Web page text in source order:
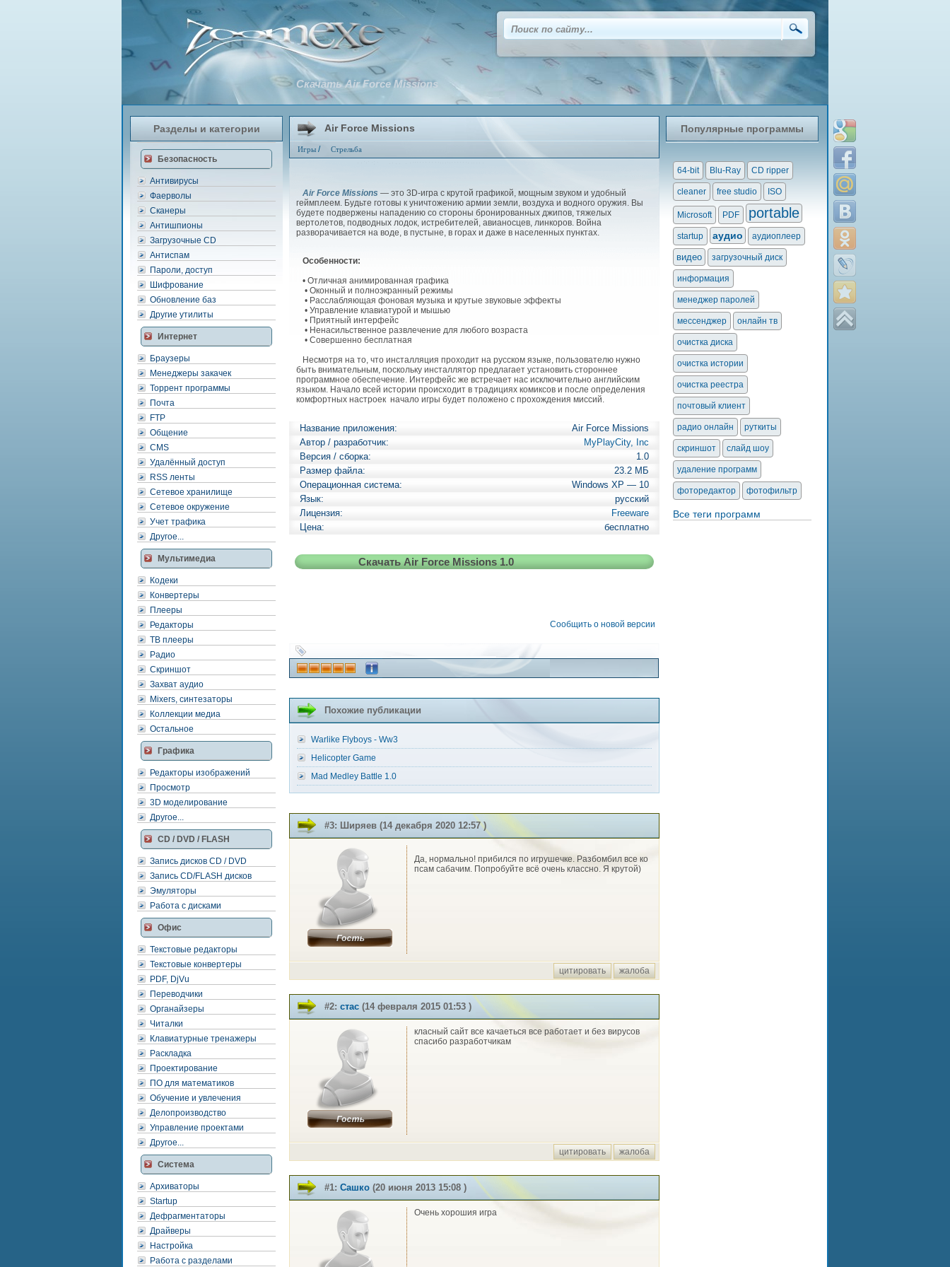
Разделы и категории
Безопасность
Антивирусы
Фаерволы
Сканеры
Антишпионы
Загрузочные CD
Антиспам
Пароли, доступ
Шифрование
Обновление баз
Другие утилиты
Интернет
Браузеры
Менеджеры закачек
Торрент программы
Почта
FTP
Общение
CMS
Удалённый доступ
RSS ленты
Сетевое хранилище
Сетевое окружение
Учет трафика
Другое...
Мультимедиа
Кодеки
Конвертеры
Плееры
Редакторы
ТВ плееры
Радио
Скриншот
Захват аудио
Mixers, синтезаторы
Коллекции медиа
Остальное
Графика
Редакторы изображений
Просмотр
3D моделирование
Другое...
CD / DVD / FLASH
Запись дисков CD / DVD
Запись CD/FLASH дисков
Эмуляторы
Работа с дисками
Офис
Текстовые редакторы
Текстовые конвертеры
PDF, DjVu
Переводчики
Органайзеры
Читалки
Клавиатурные тренажеры
Раскладка
Проектирование
ПО для математиков
Обучение и увлечения
Делопроизводство
Управление проектами
Другое...
Система
Архиваторы
Startup
Дефрагментаторы
Драйверы
Настройка
Работа с разделами
Air Force Missions
Игры / Стрельба
Скачать Air Force Missions
Air Force Missions — это 3D-игра с крутой графикой, мощным звуком и удобный
геймплеем. Будьте готовы к уничтожению армии земли, воздуха и водного оружия. Вы
будете подвержены нападению со стороны бронированных джипов, тяжелых
вертолетов, подводных лодок, истребителей, авианосцев, линкоров. Война
разворачивается на воде, в пустыне, в горах и даже в населенных пунктах.
Особенности:
• Отличная анимированная графика
• Оконный и полноэкранный режимы
• Расслабляющая фоновая музыка и крутые звуковые эффекты
• Управление клавиатурой и мышью
• Приятный интерфейс
• Ненасильственное развлечение для любого возраста
• Совершенно бесплатная
Несмотря на то, что инсталляция проходит на русском языке, пользователю нужно
быть внимательным, поскольку инсталлятор предлагает установить стороннее
программное обеспечение. Интерфейс же встречает нас исключительно английским
языком. Начало всей истории происходит в традициях комиксов и после определения
комфортных настроек начало игры будет положено с прохождения миссий.
Название приложения:
Air Force Missions
Автор / разработчик:
MyPlayCity, Inc
Версия / сборка:
1.0
Размер файла:
23.2 МБ
Операционная система:
Windows XP — 10
Язык:
русский
Лицензия:
Freeware
Цена:
бесплатно
Скачать Air Force Missions 1.0
Сообщить о новой версии
Похожие публикации
Warlike Flyboys - Ww3
Helicopter Game
Mad Medley Battle 1.0
#3: Ширяев (14 декабря 2020 12:57 )
Да, нормально! прибился по игрушечке. Разбомбил все ко
псам сабачим. Попробуйте всё очень классно. Я крутой)
цитировать жалоба
#2: стас (14 февраля 2015 01:53 )
класный сайт все качаеться все работает и без вирусов
спасибо разработчикам
цитировать жалоба
#1: Сашко (20 июня 2013 15:08 )
Очень хорошия игра
Популярные программы
64-bit Blu-Ray CD ripper
cleaner free studio ISO
Microsoft PDF portable
startup аудио аудиоплеер
видео загрузочный диск
информация
менеджер паролей
мессенджер онлайн тв
очистка диска
очистка истории
очистка реестра
почтовый клиент
радио онлайн руткиты
скриншот слайд шоу
удаление программ
фоторедактор фотофильтр
Все теги программ